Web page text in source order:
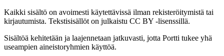
Kaikki sisältö on avoimesti käytettävissä ilman rekisteröitymistä tai
kirjautumista. Tekstisisällöt on julkaistu CC BY -lisenssillä.
Sisältöä kehitetään ja laajennetaan jatkuvasti, jotta Portti tukee yhä
useampien aineistoryhmien käyttöä.